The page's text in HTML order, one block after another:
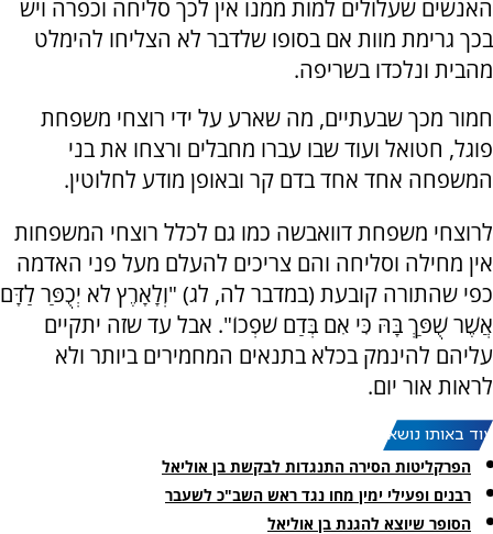
האנשים שעלולים למות ממנו אין לכך סליחה וכפרה ויש
בכך גרימת מוות אם בסופו שלדבר לא הצליחו להימלט
מהבית ונלכדו בשריפה.
חמור מכך שבעתיים, מה שארע על ידי רוצחי משפחת
פוגל, חטואל ועוד שבו עברו מחבלים ורצחו את בני
המשפחה אחד אחד בדם קר ובאופן מודע לחלוטין.
לרוצחי משפחת דוואבשה כמו גם לכלל רוצחי המשפחות
אין מחילה וסליחה והם צריכים להעלם מעל פני האדמה
כפי שהתורה קובעת (במדבר לה, לג) "וְלָאָרֶץ לֹא יְכֻפַּר לַדָּם
אֲשֶׁר שֻׁפַּךְ בָּהּ כִּי אִם בְּדַם שֹׁפְכוֹ". אבל עד שזה יתקיים
עליהם להינמק בכלא בתנאים המחמירים ביותר ולא
לראות אור יום.
עוד באותו נושא:
הפרקליטות הסירה התנגדות לבקשת בן אוליאל
רבנים ופעילי ימין מחו נגד ראש השב"כ לשעבר
הסופר שיוצא להגנת בן אוליאל